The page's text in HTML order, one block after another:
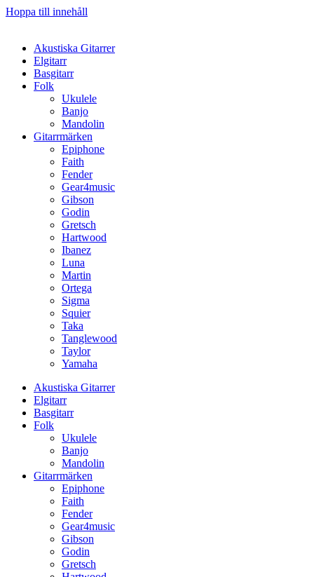
Hoppa till innehåll
Akustiska Gitarrer
Elgitarr
Basgitarr
Folk
Ukulele
Banjo
Mandolin
Gitarrmärken
Epiphone
Faith
Fender
Gear4music
Gibson
Godin
Gretsch
Hartwood
Ibanez
Luna
Martin
Ortega
Sigma
Squier
Taka
Tanglewood
Taylor
Yamaha
Akustiska Gitarrer
Elgitarr
Basgitarr
Folk
Ukulele
Banjo
Mandolin
Gitarrmärken
Epiphone
Faith
Fender
Gear4music
Gibson
Godin
Gretsch